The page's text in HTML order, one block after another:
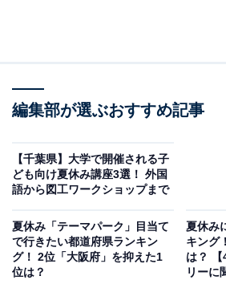
い、大学の専門的な講義や実習に触
地学講義「土曜ジュニアセミナー」
理学、化学、生物、地学から1つを
対象：小学5年生～中学3年生まで
参加条件：理科や算数/数学に強い好
編集部が選ぶおすすめ記事
【千葉県】大学で開催される子
ども向け夏休み講座3選！ 外国
語から図工ワークショップまで
夏休み「テーマパーク」目当て
で行きたい都道府県ランキン
グ！ 2位「大阪府」を抑えた1
位は？
夏休み
キング
は？ 【
リーに